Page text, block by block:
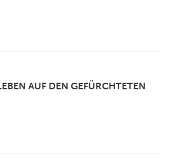
AUF DEN GEFÜRCHTETEN